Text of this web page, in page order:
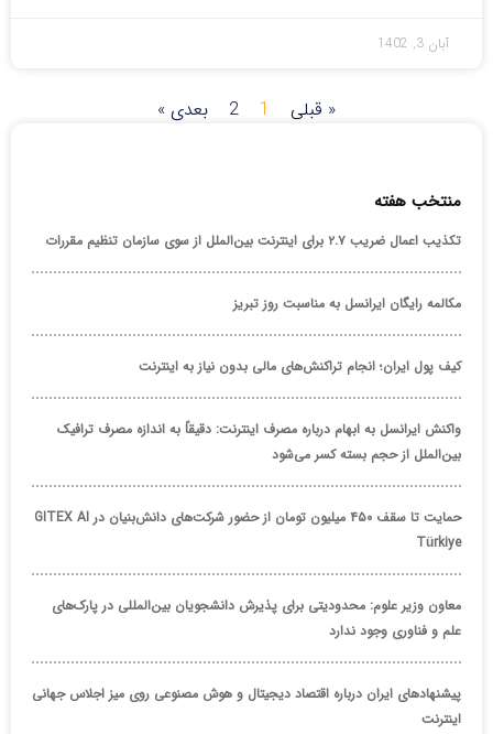
آبان 3, 1402
« قبلی 1
2 بعدی »
منتخب هفته
تکذیب اعمال ضریب ۲.۷ برای اینترنت بین‌الملل از سوی سازمان تنظیم مقررات
مکالمه رایگان ایرانسل به مناسبت روز تبریز
کیف پول ایران؛ انجام تراکنش‌های مالی بدون نیاز به اینترنت
واکنش ایرانسل به ابهام درباره مصرف اینترنت: دقیقاً به اندازه مصرف ترافیک
بین‌الملل از حجم بسته کسر می‌شود
حمایت تا سقف ۴۵۰ میلیون تومان از حضور شرکت‌های دانش‌بنیان در GITEX AI
Türkiye
معاون وزیر علوم: محدودیتی برای پذیرش دانشجویان بین‌المللی در پارک‌های
علم و فناوری وجود ندارد
پیشنهادهای ایران درباره اقتصاد دیجیتال و هوش مصنوعی روی میز اجلاس جهانی
اینترنت